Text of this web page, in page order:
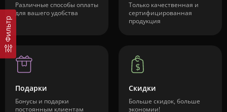
Фильтр
Различные способы оплаты
для вашего удобства
Только качественная и
сертифицированная
продукция
Подарки
Бонусы и подарки
постоянным клиентам
Скидки
Больше скидок, больше
экономии!